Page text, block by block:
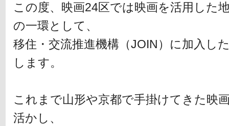
この度、映画24区では映画を活用した
の一環として、
移住・交流推進機構（JOIN）に加入し
します。
これまで山形や京都で手掛けてきた映
活かし、